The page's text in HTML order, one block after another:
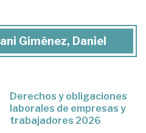
Giménez, Daniel
Derechos y obligaciones
laborales de empresas y
trabajadores 2026